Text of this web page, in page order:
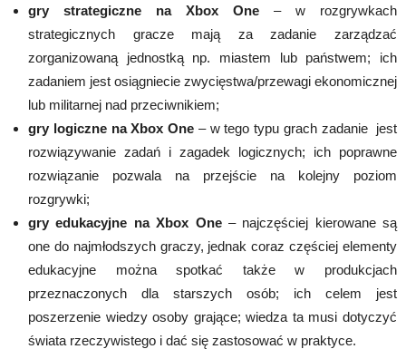
gry strategiczne na Xbox One – w rozgrywkach
strategicznych gracze mają za zadanie zarządzać
zorganizowaną jednostką np. miastem lub państwem; ich
zadaniem jest osiągniecie zwycięstwa/przewagi ekonomicznej
lub militarnej nad przeciwnikiem;
gry logiczne na Xbox One – w tego typu grach zadanie jest
rozwiązywanie zadań i zagadek logicznych; ich poprawne
rozwiązanie pozwala na przejście na kolejny poziom
rozgrywki;
gry edukacyjne na Xbox One– najczęściej kierowane są
one do najmłodszych graczy, jednak coraz częściej elementy
edukacyjne można spotkać także w produkcjach
przeznaczonych dla starszych osób; ich celem jest
poszerzenie wiedzy osoby grające; wiedza ta musi dotyczyć
świata rzeczywistego i dać się zastosować w praktyce.